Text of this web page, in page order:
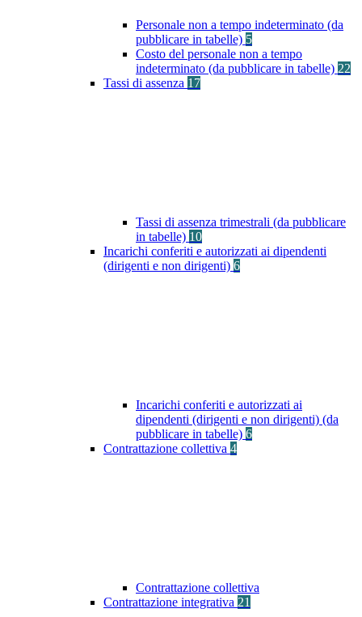
Personale non a tempo indeterminato (da
pubblicare in tabelle) 5
Costo del personale non a tempo
indeterminato (da pubblicare in tabelle) 22
Tassi di assenza 17
Tassi di assenza trimestrali (da pubblicare
in tabelle) 10
Incarichi conferiti e autorizzati ai dipendenti
(dirigenti e non dirigenti) 6
Incarichi conferiti e autorizzati ai
dipendenti (dirigenti e non dirigenti) (da
pubblicare in tabelle) 6
Contrattazione collettiva 4
Contrattazione collettiva
Contrattazione integrativa 21